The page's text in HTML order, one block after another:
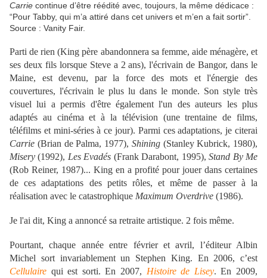
Carrie continue d’être réédité avec, toujours, la même dédicace :
“Pour Tabby, qui m’a attiré dans cet univers et m’en a fait sortir”.
Source : Vanity Fair.
Parti de rien (King père abandonnera sa femme, aide ménagère, et
ses deux fils lorsque Steve a 2 ans), l'écrivain de Bangor, dans le
Maine, est devenu, par la force des mots et l'énergie des
couvertures, l'écrivain le plus lu dans le monde. Son style très
visuel lui a permis d'être également l'un des auteurs les plus
adaptés au cinéma et à la télévision (une trentaine de films,
téléfilms et mini-séries à ce jour). Parmi ces adaptations, je citerai
Carrie (Brian de Palma, 1977), Shining(Stanley Kubrick, 1980),
Misery (1992), Les Evadés (Frank Darabont, 1995),Stand By Me
(Rob Reiner, 1987)... King en a profité pour jouer dans certaines
de ces adaptations des petits rôles, et même de passer à la
réalisation avec le catastrophique Maximum Overdrive (1986).
Je l'ai dit, King a annoncé sa retraite artistique. 2 fois même.
Pourtant, chaque année entre février et avril, l’éditeur Albin
Michel sort invariablement un Stephen King. En 2006, c’est
Cellulaire qui est sorti. En 2007, Histoire de Lisey. En 2009,